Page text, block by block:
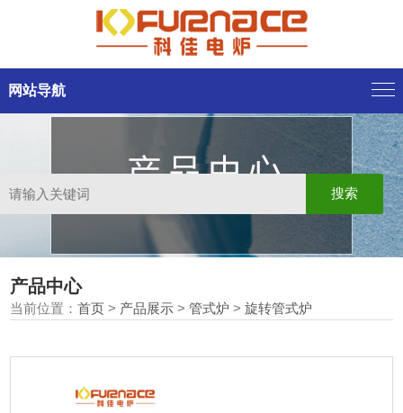
网站导航
产品中心
当前位置：首页 > 产品展示 >管式炉 >旋转管式炉